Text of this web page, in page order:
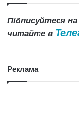
Підписуйтеся на
читайте в
Реклама